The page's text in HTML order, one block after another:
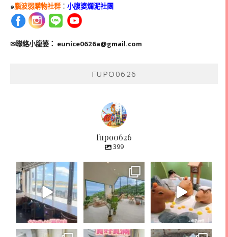
๑腦波弱購物社群： 小腹婆爛泥社團
✉聯絡小腹婆： eunice0626a@gmail.com
FUPO0626
fupo0626
399